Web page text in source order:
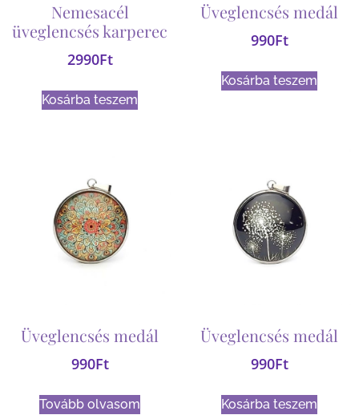
Nemesacél
üveglencsés karperec
2990Ft
Kosárba teszem
Üveglencsés medál
990Ft
Kosárba teszem
Üveglencsés medál
990Ft
Tovább olvasom
Üveglencsés medál
990Ft
Kosárba teszem